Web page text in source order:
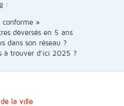
:
»
déversés en 5 ans
dans son réseau ?
à trouver d'ici 2025 ?
la ville